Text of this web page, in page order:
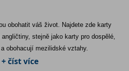
obohatit váš život. Najdete zde karty
stejně jako karty pro dospělé,
obohacují mezilidské vztahy.
+ číst více